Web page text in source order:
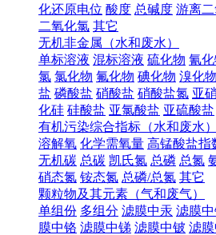
化还原电位 酸度 总碱度 游离
二氧化氯 其它
无机非金属（水和废水）
单标溶液 混标溶液 硫化物 氰
氯 氯化物 氟化物 碘化物 溴化物
盐 磷酸盐 硝酸盐 硝酸盐氮 亚
化硅 硅酸盐 亚氯酸盐 亚硫酸盐
有机污染综合指标（水和废水）
溶解氧 化学需氧量 高锰酸盐指
无机碳 总碳 凯氏氮 总磷 总氮
硝态氮 铵态氮 总磷/总氮 其它
颗粒物及其元素（气和废气）
单组份 多组分 滤膜中汞 滤膜
膜中铬 滤膜中锑 滤膜中铍 滤